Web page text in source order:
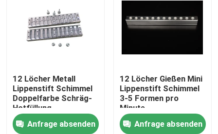
Startseite
12 Löcher Metall
Lippenstift Schimmel
Doppelfarbe Schräg-
Hotfüllung
Anfrage absenden
12 Löcher Gießen Mini
Lippenstift Schimmel
3-5 Formen pro
Minute
Anfrage absenden